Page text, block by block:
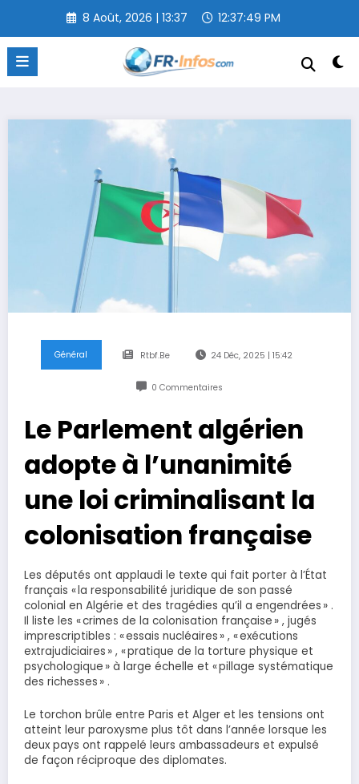
contenu
8 Août, 2026 | 13:37 12:37:50 PM
Général Rtbf.be 24 Déc, 2025 | 15:42
0 Commentaires
Le Parlement algérien
adopte à l’unanimité
une loi criminalisant la
colonisation française
Les députés ont applaudi le texte qui fait porter à l’État
français « la responsabilité juridique de son passé
colonial en Algérie et des tragédies qu’il a engendrées » .
Il liste les « crimes de la colonisation française » , jugés
imprescriptibles : « essais nucléaires » , « exécutions
extrajudiciaires » , « pratique de la torture physique et
psychologique » à large échelle et « pillage systématique
des richesses » .
Le torchon brûle entre Paris et Alger et les tensions ont
atteint leur paroxysme plus tôt dans l’année lorsque les
deux pays ont rappelé leurs ambassadeurs et expulsé
de façon réciproque des diplomates.